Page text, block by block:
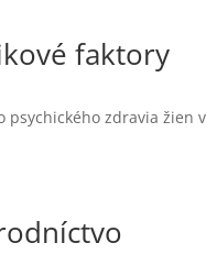
faktory
zdravia